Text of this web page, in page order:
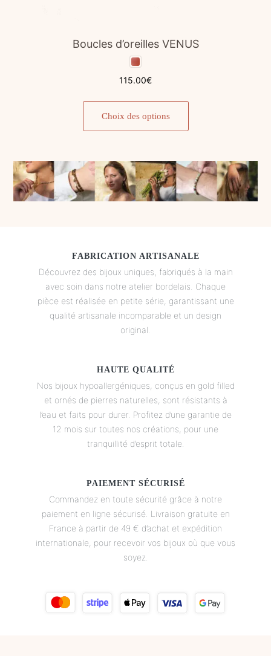
Boucles d’oreilles VENUS
115.00€
Choix des options
Ce
a
Les
options
peuvent
la
page
du
produit
FABRICATION ARTISANALE
Découvrez des bijoux uniques, fabriqués à la main
avec soin dans notre atelier bordelais. Chaque
pièce est réalisée en petite série, garantissant une
qualité artisanale incomparable et un design
original.
HAUTE QUALITÉ
Nos bijoux hypoallergéniques, conçus en gold filled
et ornés de pierres naturelles, sont résistants à
l’eau et faits pour durer. Profitez d’une garantie de
12 mois sur toutes nos créations, pour une
tranquillité d’esprit totale.
PAIEMENT SÉCURISÉ
Commandez en toute sécurité grâce à notre
paiement en ligne sécurisé. Livraison gratuite en
France à partir de 49 € d’achat et expédition
internationale, pour recevoir vos bijoux où que vous
soyez.